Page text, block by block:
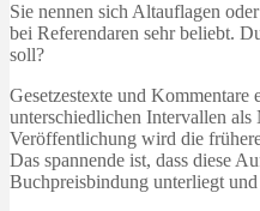
Sie nennen sich Altauflagen
bei Referendaren sehr beliebt.
soll?
Gesetzestexte und Kommentare
unterschiedlichen Intervallen
Veröffentlichung wird die
Das spannende ist, dass diese
Buchpreisbindung unterliegt